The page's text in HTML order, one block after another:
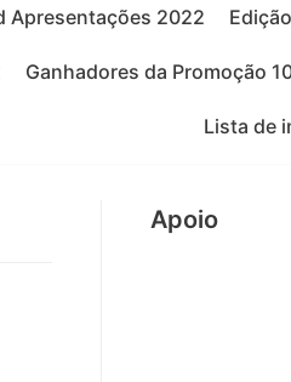
Apresentações 2022
Ganhadores da Promoção
Lista de
Apoio